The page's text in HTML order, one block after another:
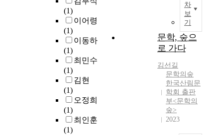
(1)
이어령
(1)
이동하
(1)
최민수
(1)
김현
(1)
오정희
(1)
최인훈
(1)
차
보
기
문학, 숲으
로 가다
김선길
문학의숲
한국산림문
학회 출판
부<문학의
숲>
2023